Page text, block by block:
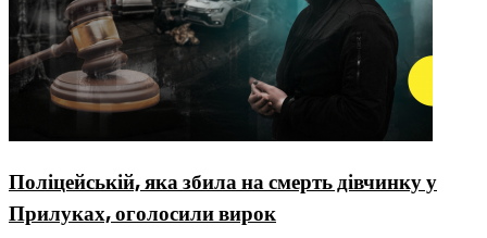
Поліцейській, яка збила на смерть дівчинку у
Прилуках, оголосили вирок